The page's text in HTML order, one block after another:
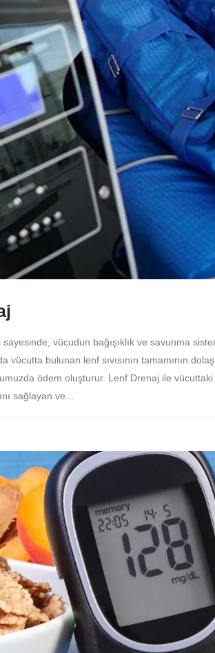
vücudun bağışıklık ve savunma
vücutta bulunan lenf sıvısının tamamının
ödem oluşturur. Lenf Drenaj ile
sağlayan ve...